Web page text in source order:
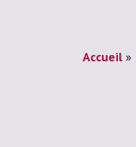
Accueil»